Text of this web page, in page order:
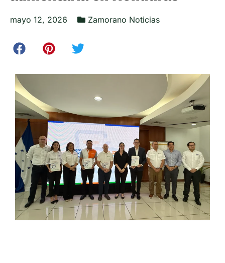
mayo 12, 2026 Zamorano Noticias